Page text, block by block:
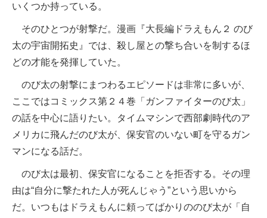
いくつか持っている。
そのひとつが射撃だ。漫画『大長編ドラえもん２ のび
太の宇宙開拓史』では、殺し屋との撃ち合いを制するほ
どの才能を発揮していた。
のび太の射撃にまつわるエピソードは非常に多いが、
ここではコミックス第２４巻「ガンファイターのび太」
の話を中心に語りたい。タイムマシンで西部劇時代のア
メリカに飛んだのび太が、保安官のいない町を守るガン
マンになる話だ。
のび太は最初、保安官になることを拒否する。その理
由は“自分に撃たれた人が死んじゃう”という思いから
だ。いつもはドラえもんに頼ってばかりののび太が「自